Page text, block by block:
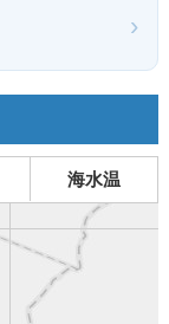
›
海水温